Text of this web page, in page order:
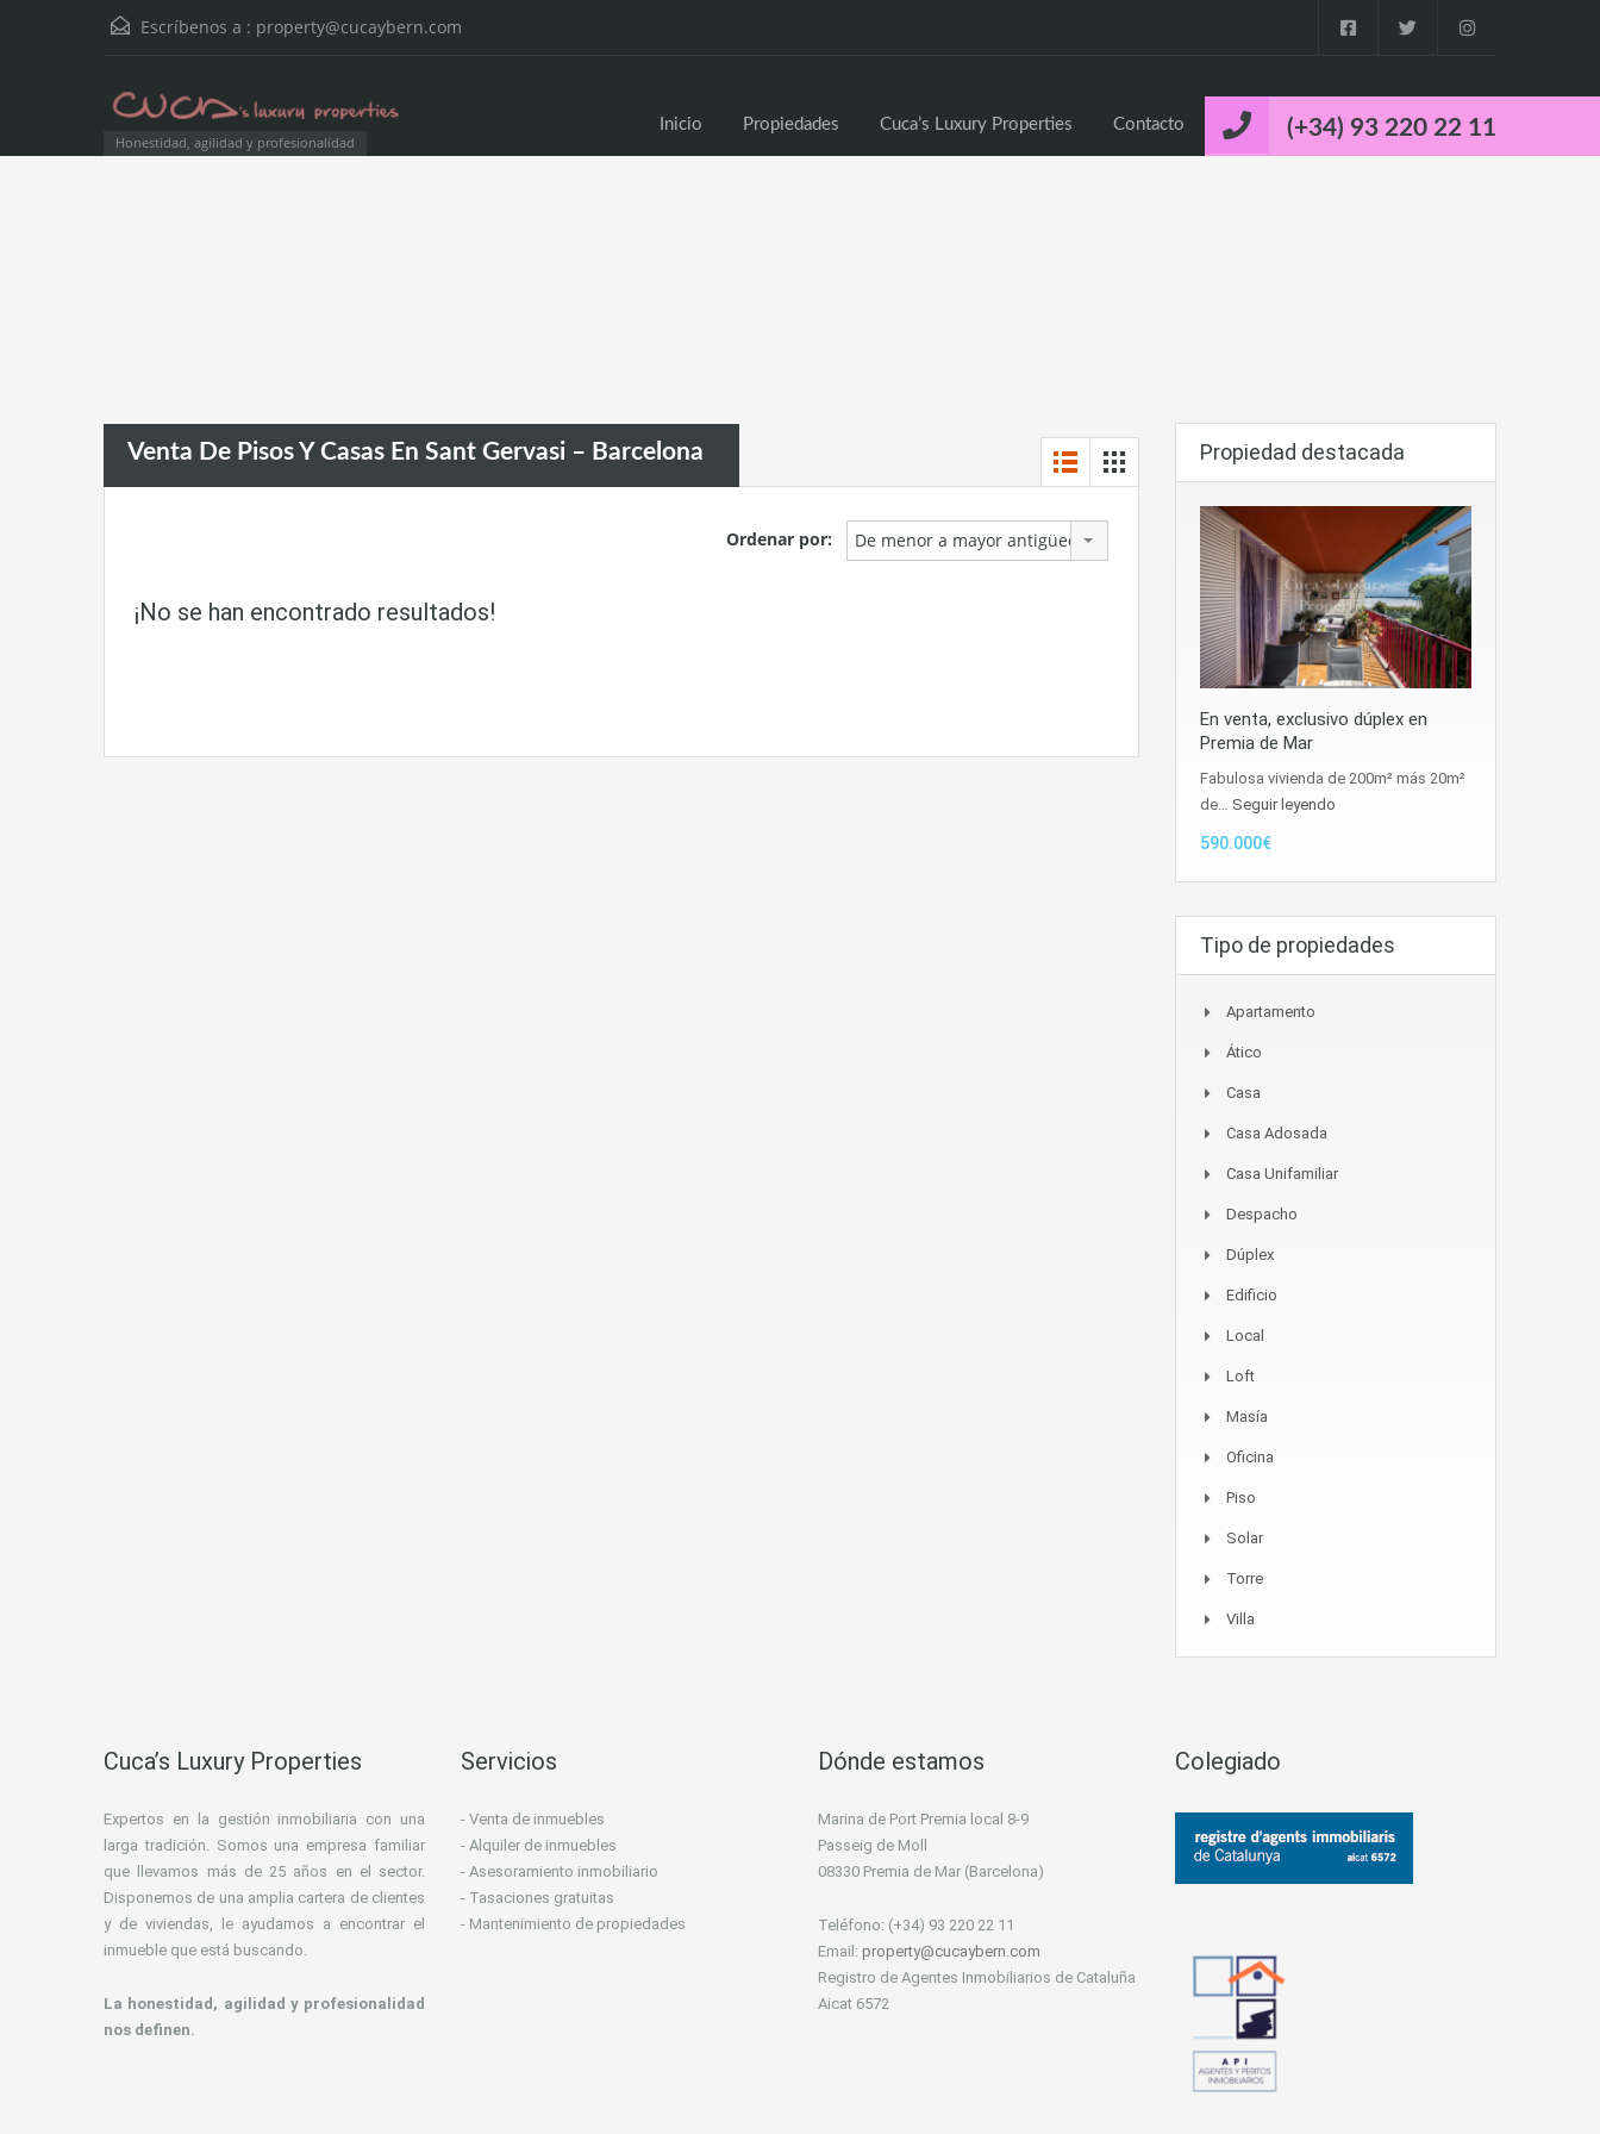
Escríbenos a : property@cucaybern.com
Honestidad, agilidad y profesionalidad
(+34) 93 220 22 11
Inicio Propiedades Cuca’s Luxury Properties Contacto
Venta De Pisos Y Casas En Sant Gervasi – Barcelona
Ordenar por: De menor a mayor antigüedad
¡No se han encontrado resultados!
Propiedad destacada
En venta, exclusivo dúplex en
Premia de Mar
Fabulosa vivienda de 200m² más 20m²
de… Seguir leyendo
590.000€
Tipo de propiedades
Apartamento
Ático
Casa
Casa Adosada
Casa Unifamiliar
Despacho
Dúplex
Edificio
Local
Loft
Masía
Oficina
Piso
Solar
Torre
Villa
Cuca’s Luxury Properties
Expertos en la gestión inmobiliaria con una
larga tradición. Somos una empresa familiar
que llevamos más de 25 años en el sector.
Disponemos de una amplia cartera de clientes
y de viviendas, le ayudamos a encontrar el
inmueble que está buscando.
La honestidad, agilidad y profesionalidad
nos definen.
Servicios
- Venta de inmuebles
- Alquiler de inmuebles
- Asesoramiento inmobiliario
- Tasaciones gratuitas
- Mantenimiento de propiedades
Dónde estamos
Marina de Port Premia local 8-9
Passeig de Moll
08330 Premia de Mar (Barcelona)
Teléfono: (+34) 93 220 22 11
Email: property@cucaybern.com
Registro de Agentes Inmobiliarios de Cataluña
Aicat 6572
Colegiado